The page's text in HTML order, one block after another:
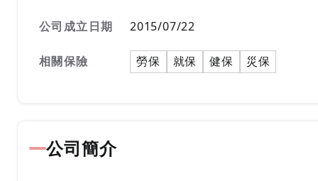
公司成立日期 2015/07/22
相關保險 勞保 就保 健保 災保
公司簡介